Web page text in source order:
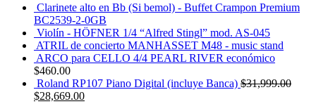
Clarinete alto en Bb (Si bemol) - Buffet Crampon Premium
BC2539-2-0GB
Violín - HÖFNER 1/4 “Alfred Stingl” mod. AS-045
ATRIL de concierto MANHASSET M48 - music stand
ARCO para CELLO 4/4 PEARL RIVER económico
$460.00
Roland RP107 Piano Digital (incluye Banca) $31,999.00
$28,669.00